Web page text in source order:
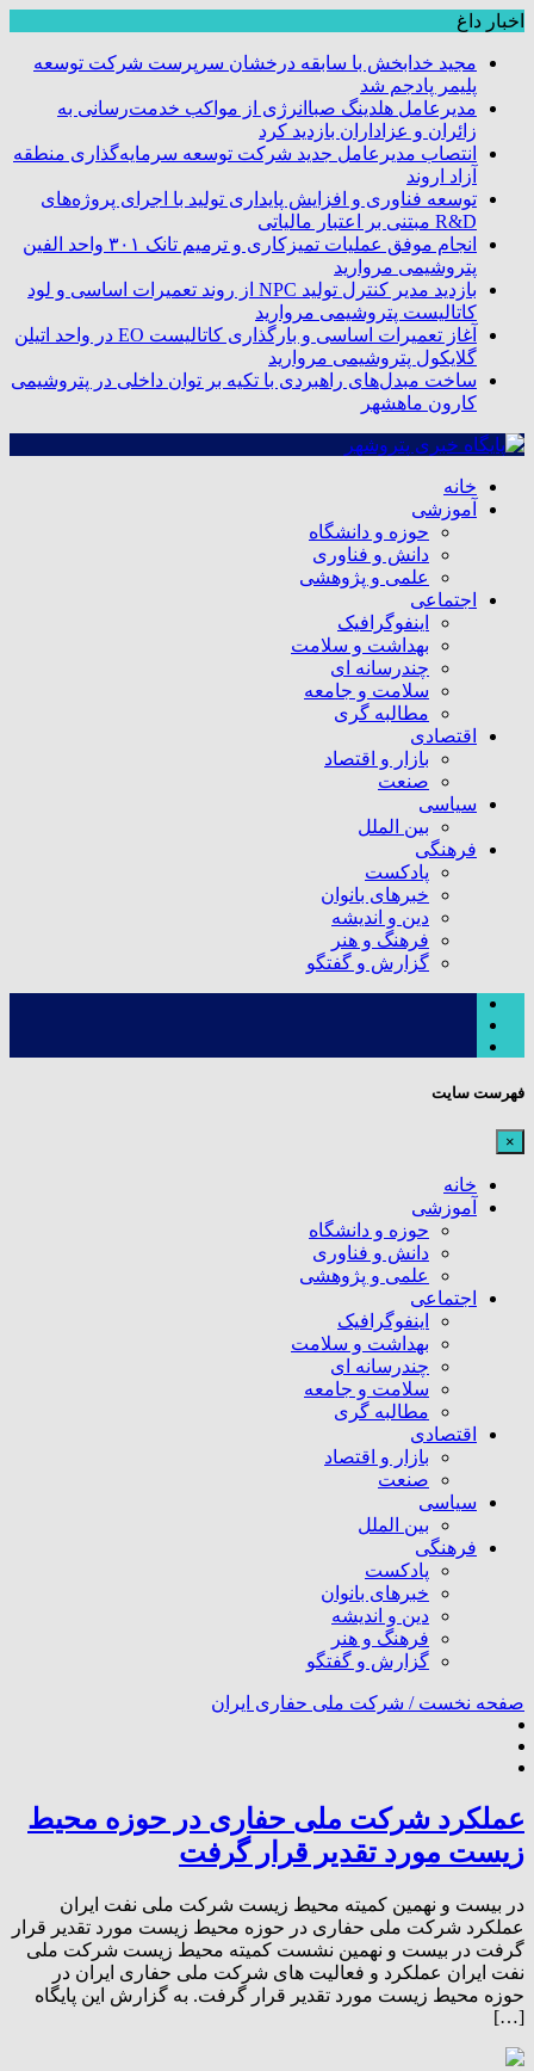
اخبار داغ
مجید خدابخش با سابقه درخشان سرپرست شرکت توسعه
پلیمر پادجم شد
مدیرعامل هلدینگ صباانرژی از مواکب خدمت‌رسانی به
زائران و عزاداران بازدید کرد
انتصاب مدیرعامل جدید شرکت توسعه سرمایه‌گذاری منطقه
آزاد اروند
توسعه فناوری و افزایش پایداری تولید با اجرای پروژه‌های
R&D مبتنی بر اعتبار مالیاتی
انجام موفق عملیات تمیزکاری و ترمیم تانک ۳۰۱ واحد الفین
پتروشیمی مروارید
بازدید مدیر کنترل تولید NPC از روند تعمیرات اساسی و لود
کاتالیست پتروشیمی مروارید
آغاز تعمیرات اساسی و بارگذاری کاتالیست EO در واحد اتیلن
گلایکول پتروشیمی مروارید
ساخت مبدل‌های راهبردی با تکیه بر توان داخلی در پتروشیمی
کارون ماهشهر
خانه
آموزشی
حوزه و دانشگاه
دانش و فناوری
علمی و پژوهشی
اجتماعی
اینفوگرافیک
بهداشت و سلامت
چندرسانه ای
سلامت و جامعه
مطالبه گری
اقتصادی
بازار و اقتصاد
صنعت
سیاسی
بین الملل
فرهنگی
پادکست
خبرهای بانوان
دین و اندیشه
فرهنگ و هنر
گزارش و گفتگو
فهرست سایت
×
خانه
آموزشی
حوزه و دانشگاه
دانش و فناوری
علمی و پژوهشی
اجتماعی
اینفوگرافیک
بهداشت و سلامت
چندرسانه ای
سلامت و جامعه
مطالبه گری
اقتصادی
بازار و اقتصاد
صنعت
سیاسی
بین الملل
فرهنگی
پادکست
خبرهای بانوان
دین و اندیشه
فرهنگ و هنر
گزارش و گفتگو
صفحه نخست / شرکت ملی حفاری ایران
عملکرد شرکت ملی حفاری در حوزه محیط
زیست مورد تقدیر قرار گرفت
در بیست و نهمین کمیته محیط زیست شرکت ملی نفت ایران
عملکرد شرکت ملی حفاری در حوزه محیط زیست مورد تقدیر قرار
گرفت در بیست و نهمین نشست کمیته محیط زیست شرکت ملی
نفت ایران عملکرد و فعالیت های شرکت ملی حفاری ایران در
حوزه محیط زیست مورد تقدیر قرار گرفت. به گزارش این پایگاه
[…]